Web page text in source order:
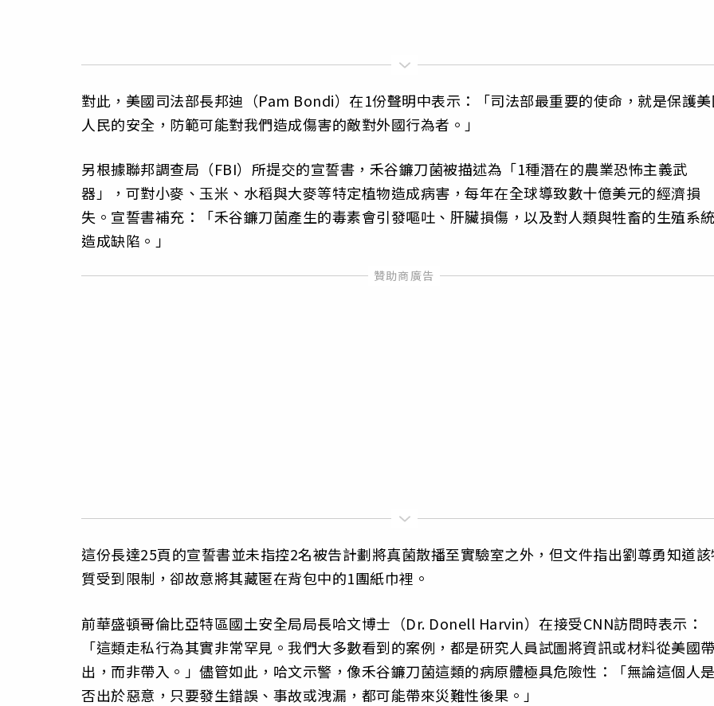
對此，美國司法部長邦迪（Pam Bondi）在1份聲明中表示：「司法部最重要的使命，就是保護
人民的安全，防範可能對我們造成傷害的敵對外國行為者。」
另根據聯邦調查局（FBI）所提交的宣誓書，禾谷鐮刀菌被描述為「1種潛在的農業恐怖主義武
器」，可對小麥、玉米、水稻與大麥等特定植物造成病害，每年在全球導致數十億美元的經濟損
失。宣誓書補充：「禾谷鐮刀菌產生的毒素會引發嘔吐、肝臟損傷，以及對人類與牲畜的生殖系
造成缺陷。」
這份長達25頁的宣誓書並未指控2名被告計劃將真菌散播至實驗室之外，但文件指出劉尊勇知道
質受到限制，卻故意將其藏匿在背包中的1團紙巾裡。
前華盛頓哥倫比亞特區國土安全局局長哈文博士（Dr. Donell Harvin）在接受CNN訪問時表示：
「這類走私行為其實非常罕見。我們大多數看到的案例，都是研究人員試圖將資訊或材料從美國
出，而非帶入。」儘管如此，哈文示警，像禾谷鐮刀菌這類的病原體極具危險性：「無論這個人
否出於惡意，只要發生錯誤、事故或洩漏，都可能帶來災難性後果。」